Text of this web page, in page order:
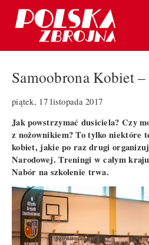
Samoobrona Kobiet
piątek, 17 listopada 2017
Jak powstrzymać dusiciela? Czy
z nożownikiem? To tylko niektóre
kobiet, jakie po raz drugi
Narodowej. Treningi w całym
Nabór na szkolenie trwa.